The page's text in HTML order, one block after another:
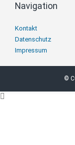
Navigation
Navigation
überspringen
Kontakt
Datenschutz
Impressum
©